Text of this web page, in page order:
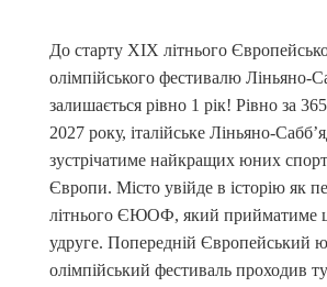
До старту XIX літнього
олімпійського фестивалю Ліньяно-
залишається рівно 1 рік! Рівно за
2027 року, італійське Ліньяно-
зустрічатиме найкращих юних
Європи. Місто увійде в історію як
літнього ЄЮОФ, який прийматиме
удруге. Попередній Європейський
олімпійський фестиваль проходив